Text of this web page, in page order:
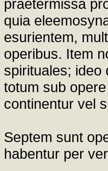
praetermissa
quia
esurientem,
operibus. Item
spirituales; ideo
totum sub
continentur vel
Septem sunt
habentur per